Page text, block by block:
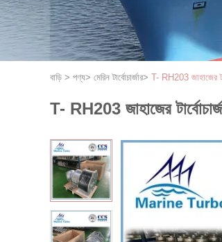
বাড়ি > পণ্য> মেরিন টার্বোচার্জার> T- RH203 জাহাজের
T- RH203 জাহাজের